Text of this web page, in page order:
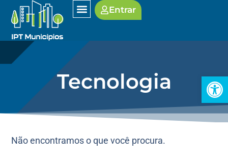
Entrar
Tecnologia
Não encontramos o que você procura.